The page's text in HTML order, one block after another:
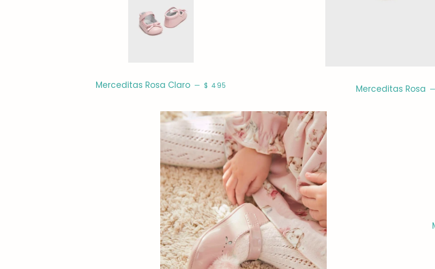
Merceditas Rosa Claro — PRECIO HABITUAL
$ 495 Merceditas Rosa —